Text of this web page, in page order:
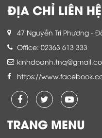
ĐỊA CHỈ LIÊN HỆ
47 Nguyễn Tri Phương -
Office: 02363 613 333
https://
TRANG MENU